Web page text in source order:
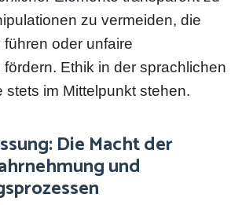
zu vermeiden, die
führen oder unfaire
Ethik in der sprachlichen
stets im Mittelpunkt stehen.
Die Macht der
und